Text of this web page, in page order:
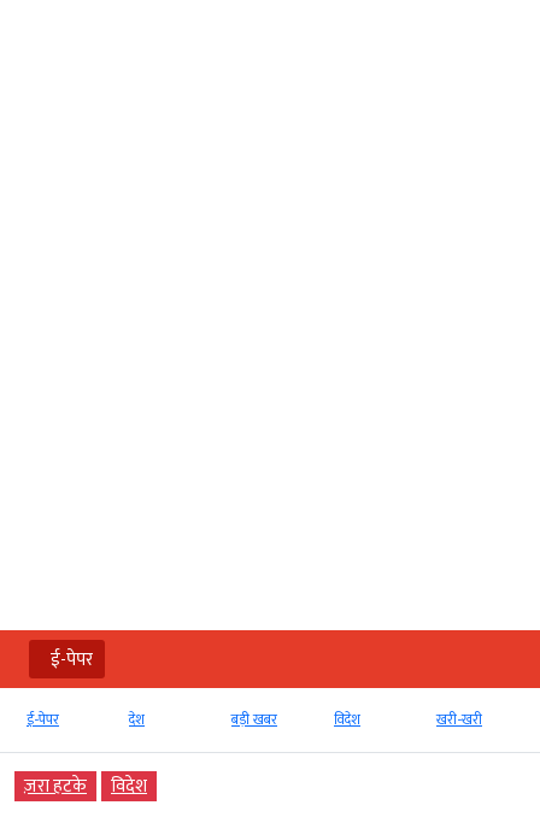
ई-पेपर
ई-पेपर देश बड़ी खबर विदेश खरी-खरी
ज़रा हटके विदेश